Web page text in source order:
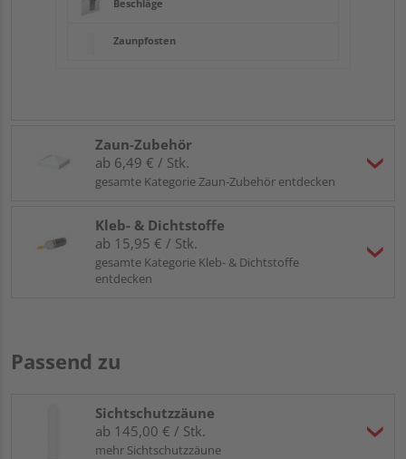
Beschläge
Zaunpfosten
Zaun-Zubehör
ab 6,49 € / Stk.
gesamte Kategorie Zaun-Zubehör entdecken
Kleb- & Dichtstoffe
ab 15,95 € / Stk.
gesamte Kategorie Kleb- & Dichtstoffe
entdecken
Passend zu
Sichtschutzzäune
ab 145,00 € / Stk.
mehr Sichtschutzzäune